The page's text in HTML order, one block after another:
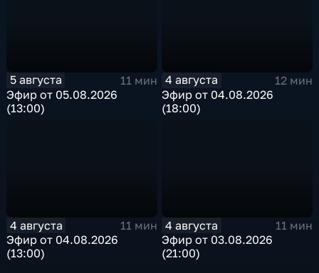
5 августа
11 мин
Эфир от 05.08.2026
(13:00)
4 августа
12 мин
Эфир от 04.08.2026
(18:00)
4 августа
11 мин
Эфир от 04.08.2026
(13:00)
4 августа
11 мин
Эфир от 03.08.2026
(21:00)